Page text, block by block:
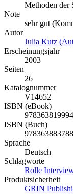
Methoden der
Note
sehr gut
Autor
Julia Kutz
Erscheinungsjahr
2003
Seiten
26
Katalognummer
V14652
ISBN (eBook)
ISBN (Buch)
Sprache
Deutsch
Schlagworte
Rolle
Produktsicherheit
GRIN